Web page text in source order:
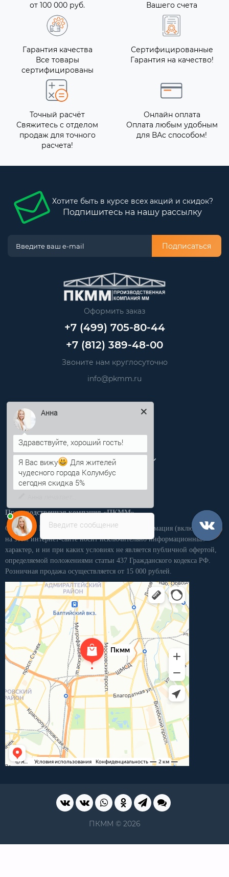
от 100 000 руб.
Вашего счета
Гарантия качества
Все товары
сертифицированы
Сертифицированные
Гарантия на качество!
Точный расчёт
Свяжитесь с отделом
продаж для точного
расчета!
Онлайн оплата
Оплата любым удобным
для ВАс способом!
Хотите быть в курсе всех акций и скидок?
Подпишитесь на нашу рассылку
Подписаться
Оформить заказ
+7 (499) 705-80-44
+7 (812) 389-48-00
Звоните нам круглосуточно
info@pkmm.ru
Категории
Личный кабинет
Производственная компания «ПКММ»
Обращаем Ваше внимание на то, что вся информация (включая цены)
на этом интернет-сайте носит исключительно информационный
характер, и ни при каких условиях не является публичной офертой,
определяемой положениями статьи 437 Гражданского кодекса РФ.
Розничная продажа осуществляется от 15 000 рублей.
ПКММ © 2026
Введите сообщение
Здравствуйте, хороший гость!
Я Вас вижу
Для жителей
чудесного города Колумбус
сегодня скидка 5%